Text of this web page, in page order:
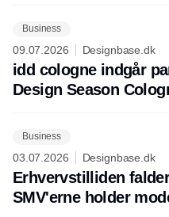
Business
09.07.2026 Designbase.dk
idd cologne indgår
Design Season
Business
03.07.2026 Designbase.dk
Erhvervstilliden
SMV'erne holder